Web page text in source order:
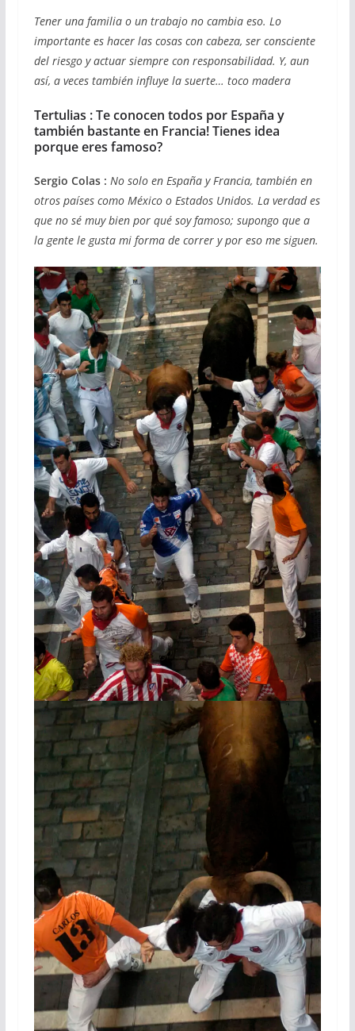
Tener una familia o un trabajo no cambia eso. Lo
importante es hacer las cosas con cabeza, ser consciente
del riesgo y actuar siempre con responsabilidad. Y, aun
así, a veces también influye la suerte… toco madera
Tertulias : Te conocen todos por España y
también bastante en Francia! Tienes idea
porque eres famoso?
Sergio Colas : No solo en España y Francia, también en
otros países como México o Estados Unidos. La verdad es
que no sé muy bien por qué soy famoso; supongo que a
la gente le gusta mi forma de correr y por eso me siguen.